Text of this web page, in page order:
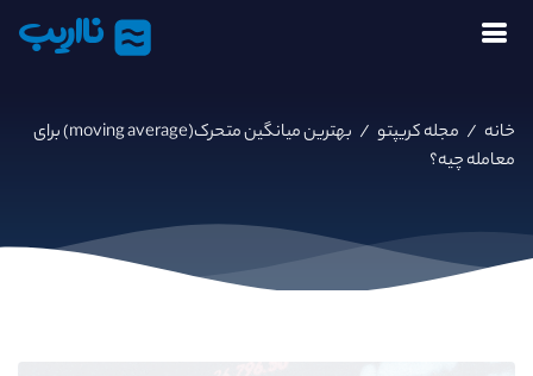
نااریب
خانه / مجله کریپتو /
بهترین میانگین متحرک(moving average) برای
معامله چیه؟